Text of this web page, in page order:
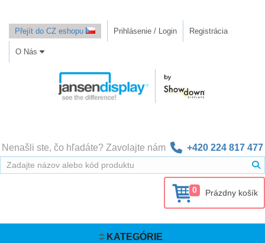
Přejít do CZ eshopu Prihlásenie / Login Registrácia
O Nás
Nenašli ste, čo hľadáte? Zavolajte nám +420 224 817 477
0 Prázdny košík
KATEGÓRIE